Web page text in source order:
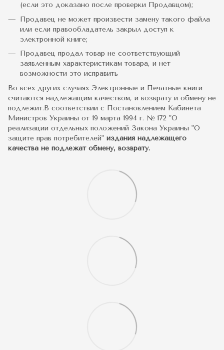
(если это доказано после проверки Продавцом);
Продавец не может произвести замену такого файла
или если правообладатель закрыл доступ к
электронной книге;
Продавец продал товар не соответствующий
заявленным характеристикам товара, и нет
возможности это исправить
Во всех других случаях Электронные и Печатные книги
считаются надлежащим качеством, и возврату и обмену не
подлежит.В соответствии с Постановлением Кабинета
Министров Украины от 19 марта 1994 г. № 172 "О
реализации отдельных положений Закона Украины "О
защите прав потребителей" издания надлежащего
качества не подлежат обмену, возврату.